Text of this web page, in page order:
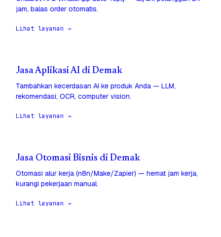
jam, balas order otomatis.
Lihat layanan →
Jasa Aplikasi AI di Demak
Tambahkan kecerdasan AI ke produk Anda — LLM,
rekomendasi, OCR, computer vision.
Lihat layanan →
Jasa Otomasi Bisnis di Demak
Otomasi alur kerja (n8n/Make/Zapier) — hemat jam kerja,
kurangi pekerjaan manual.
Lihat layanan →